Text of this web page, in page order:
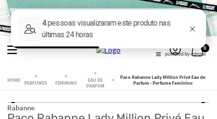
0
PERFUMES FEMININO
EAU DE
PARFUM
Paco Rabanne Lady Million Privé Eau de
Parfum - Perfume Feminino
Rabanne